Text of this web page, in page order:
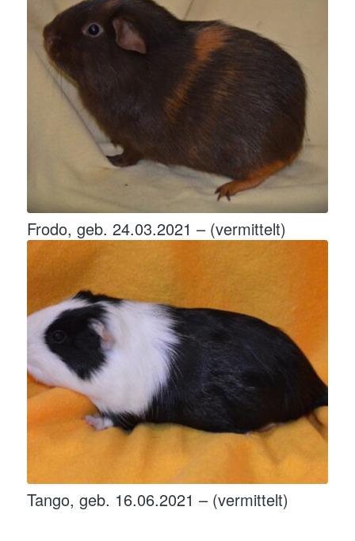
Frodo, geb. 24.03.2021 – (vermittelt)
Tango, geb. 16.06.2021 – (vermittelt)